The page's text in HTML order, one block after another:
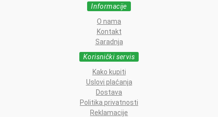
Informacije
O nama
Kontakt
Saradnja
Korisnički servis
Kako kupiti
Uslovi plaćanja
Dostava
Politika privatnosti
Reklamacije